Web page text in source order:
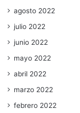
agosto 2022
julio 2022
junio 2022
mayo 2022
abril 2022
marzo 2022
febrero 2022